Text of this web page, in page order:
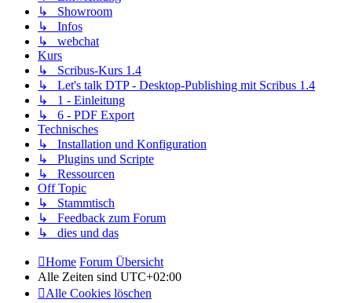
↳ Showroom
↳ Infos
↳ webchat
Kurs
↳ Scribus-Kurs 1.4
↳ Let's talk DTP - Desktop-Publishing mit Scribus 1.4
↳ 1 - Einleitung
↳ 6 - PDF Export
Technisches
↳ Installation und Konfiguration
↳ Plugins und Scripte
↳ Ressourcen
Off Topic
↳ Stammtisch
↳ Feedback zum Forum
↳ dies und das
Home Forum Übersicht
Alle Zeiten sind UTC+02:00
Alle Cookies löschen